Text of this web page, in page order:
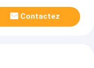
Contactez